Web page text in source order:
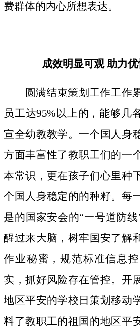
费群体的内心所想表达。
成效明显可观 助力
圆满结束策划工作工作
员工达95%以上的，能够几
宣全幼教教学。一个国人身
方面丰富性了教职工们的一
本常识，更在孩子们心里种
个国人身稳定的的种籽。 每
是的国家安会的“一号道防
醒过来大脑，树牢国安了解
作业秘蜜，规范标准信息
实，抓好风险存在管控。开
地区平安的学校日策划移动
料了教职工的祖国的地区平